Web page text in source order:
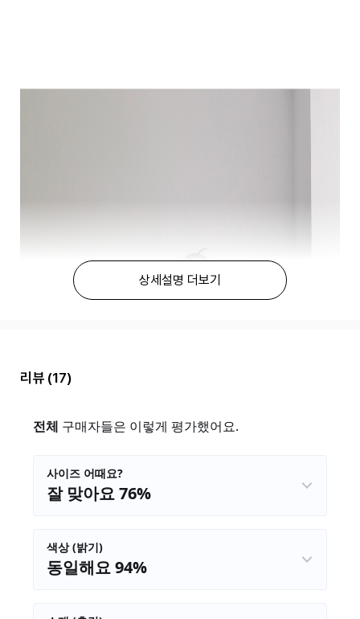
상세설명 더보기
리뷰 (17)